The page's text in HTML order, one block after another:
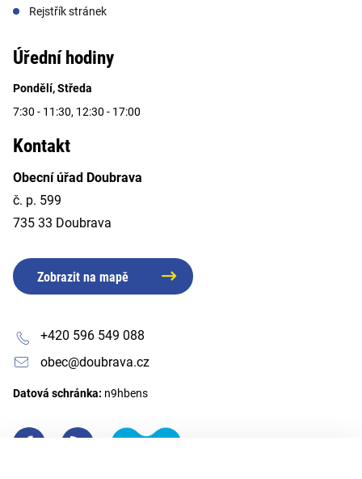
Rejstřík stránek
Úřední hodiny
Pondělí, Středa
7:30 - 11:30, 12:30 - 17:00
Kontakt
Obecní úřad Doubrava
č. p. 599
735 33 Doubrava
Zobrazit na mapě
+420 596 549 088
obec@doubrava.cz
Datová schránka: n9hbens